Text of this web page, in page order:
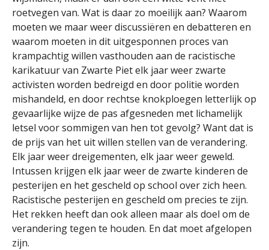
roetvegen van. Wat is daar zo moeilijk aan? Waarom
moeten we maar weer discussiëren en debatteren en
waarom moeten in dit uitgesponnen proces van
krampachtig willen vasthouden aan de racistische
karikatuur van Zwarte Piet elk jaar weer zwarte
activisten worden bedreigd en door politie worden
mishandeld, en door rechtse knokploegen letterlijk op
gevaarlijke wijze de pas afgesneden met lichamelijk
letsel voor sommigen van hen tot gevolg? Want dat is
de prijs van het uit willen stellen van de verandering.
Elk jaar weer dreigementen, elk jaar weer geweld.
Intussen krijgen elk jaar weer de zwarte kinderen de
pesterijen en het gescheld op school over zich heen.
Racistische pesterijen en gescheld om precies te zijn.
Het rekken heeft dan ook alleen maar als doel om de
verandering tegen te houden. En dat moet afgelopen
zijn.